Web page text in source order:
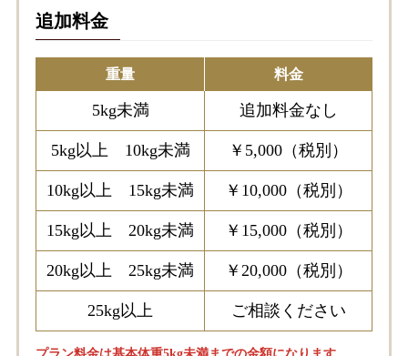
追加料金
重量 料金
5kg未満 追加料金なし
5kg以上 10kg未満 ￥5,000（税別）
10kg以上 15kg未満 ￥10,000（税別）
15kg以上 20kg未満 ￥15,000（税別）
20kg以上 25kg未満 ￥20,000（税別）
25kg以上 ご相談ください